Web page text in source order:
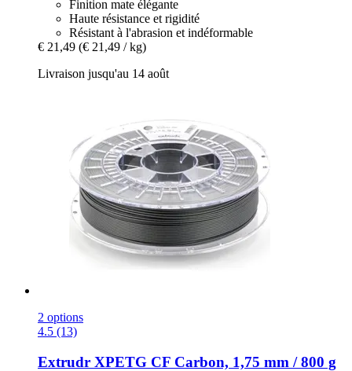
Finition mate élégante
Haute résistance et rigidité
Résistant à l'abrasion et indéformable
€ 21,49 (€ 21,49 / kg)
Livraison jusqu'au 14 août
2 options
4.5 (13)
Extrudr XPETG CF Carbon, 1,75 mm / 800 g